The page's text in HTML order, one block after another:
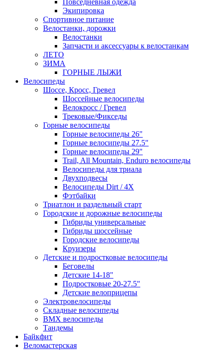
Экипировка
Спортивное питание
Велостанки, дорожки
Велостанки
Запчасти и аксессуары к велостанкам
ЛЕТО
ЗИМА
ГОРНЫЕ ЛЫЖИ
Велосипеды
Шоссе, Кросс, Гревел
Шоссейные велосипеды
Велокросс / Гревел
Трековые/Фикседы
Горные велосипеды
Горные велосипеды 26"
Горные велосипеды 27.5"
Горные велосипеды 29"
Trail, All Mountain, Enduro велосипеды
Велосипеды для триала
Двухподвесы
Велосипеды Dirt / 4X
Фэтбайки
Триатлон и раздельный старт
Городские и дорожные велосипеды
Гибриды универсальные
Гибриды шоссейные
Городские велосипеды
Круизеры
Детские и подростковые велосипеды
Беговелы
Детские 14-18"
Подростковые 20-27.5"
Детские велоприцепы
Электровелосипеды
Складные велосипеды
BMX велосипеды
Тандемы
Байкфит
Веломастерская